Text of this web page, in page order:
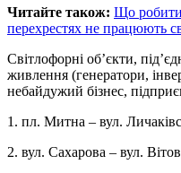
Читайте також: Що робити
перехрестях не працюють
Світлофорні об’єкти,
живлення (генератори,
небайдужий бізнес,
1. пл. Митна – вул.
2. вул. Сахарова – вул.